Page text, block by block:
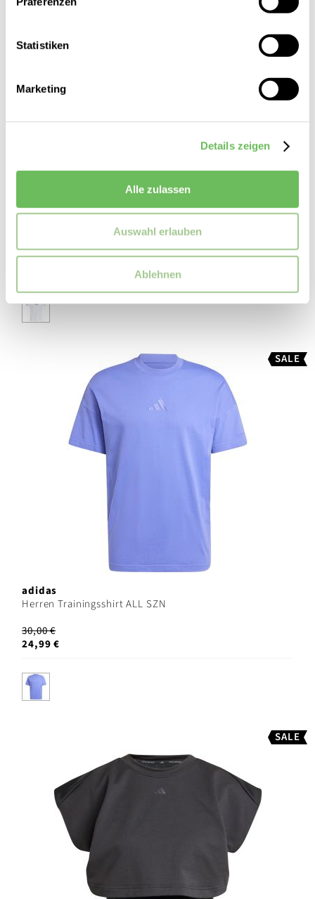
Statistiken
Marketing
Details zeigen
Alle zulassen
Auswahl erlauben
Ablehnen
adidas
Herren Trainingsshirt Z.N.E.
40,00 €
SALE
adidas
Herren Trainingsshirt ALL SZN
30,00 €
24,99 €
SALE